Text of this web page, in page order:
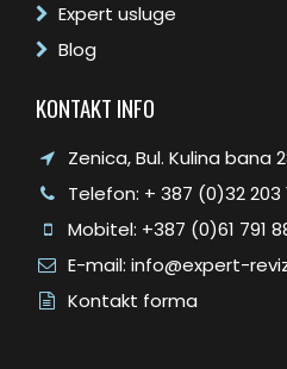
Expert usluge
Blog
KONTAKT INFO
Zenica, Bul. Kulina bana
Telefon: + 387 (0)32 203
Mobitel: +387 (0)61 791
E-mail: info@expert-
Kontakt forma